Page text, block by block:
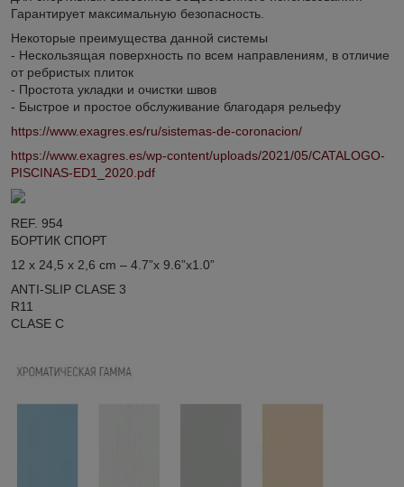
Гарантирует максимальную безопасность.
Некоторые преимущества данной системы
- Нескользящая поверхность по всем направлениям, в отличие
от ребристых плиток
- Простота укладки и очистки швов
- Быстрое и простое обслуживание благодаря рельефу
https://www.exagres.es/ru/sistemas-de-coronacion/
https://www.exagres.es/wp-content/uploads/2021/05/CATALOGO-
PISCINAS-ED1_2020.pdf
REF. 954
БОРТИК СПОРТ
12 x 24,5 x 2,6 cm – 4.7”x 9.6”x1.0”
ANTI-SLIP CLASE 3
R11
CLASE C